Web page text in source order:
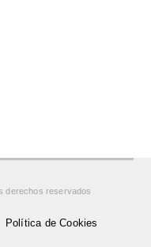
derechos reservados
Política de Cookies